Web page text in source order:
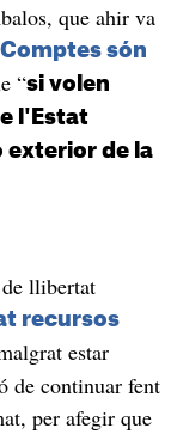
que ahir va
són
“si volen
l'Estat
exterior de la
llibertat
recursos
estar
de continuar fent
per afegir que